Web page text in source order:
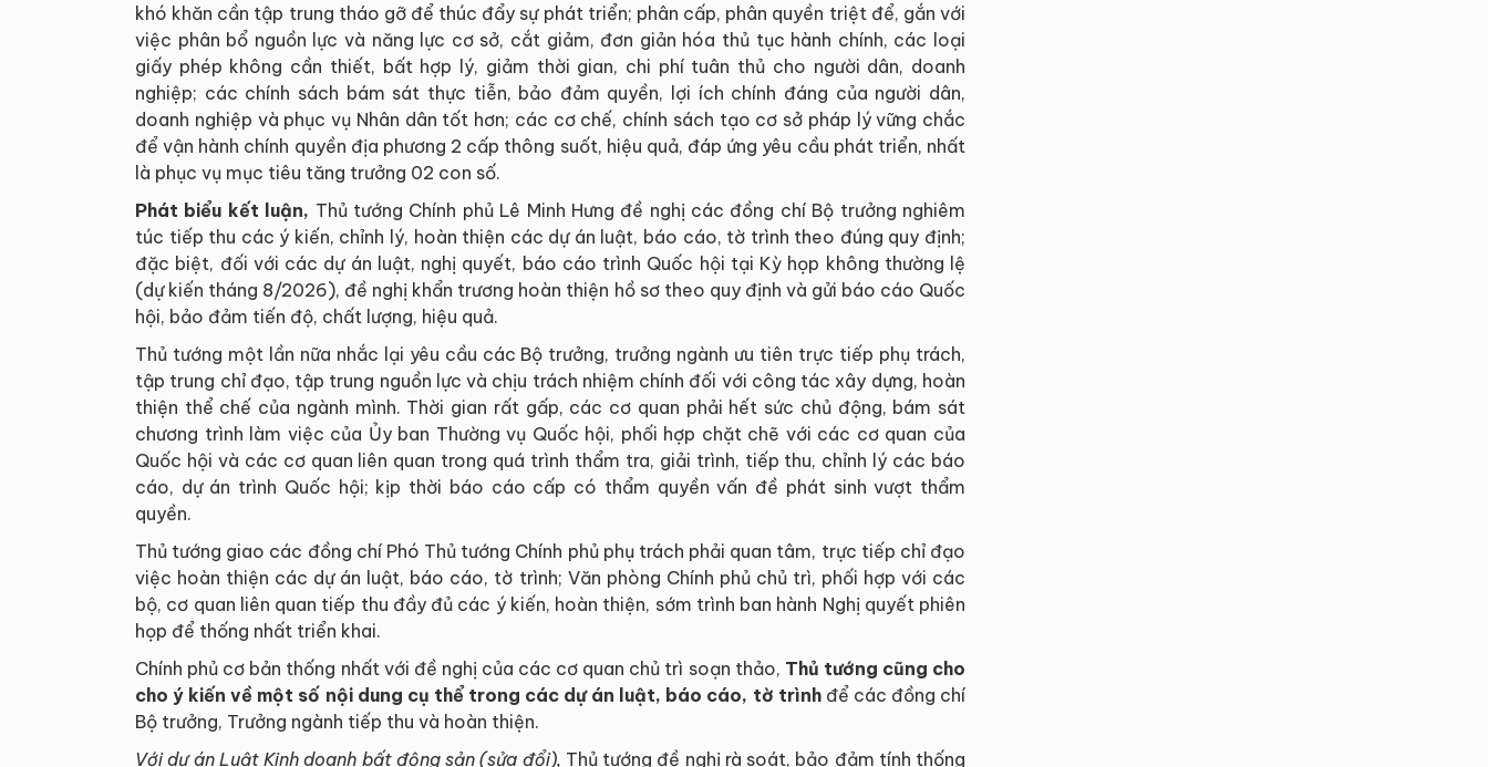
khó khăn cần tập trung tháo gỡ để thúc đẩy sự phát triển; phân cấp, phân quyền triệt để, gắn với
việc phân bổ nguồn lực và năng lực cơ sở, cắt giảm, đơn giản hóa thủ tục hành chính, các loại
giấy phép không cần thiết, bất hợp lý, giảm thời gian, chi phí tuân thủ cho người dân, doanh
nghiệp; các chính sách bám sát thực tiễn, bảo đảm quyền, lợi ích chính đáng của người dân,
doanh nghiệp và phục vụ Nhân dân tốt hơn; các cơ chế, chính sách tạo cơ sở pháp lý vững chắc
để vận hành chính quyền địa phương 2 cấp thông suốt, hiệu quả, đáp ứng yêu cầu phát triển, nhất
là phục vụ mục tiêu tăng trưởng 02 con số.
Phát biểu kết luận, Thủ tướng Chính phủ Lê Minh Hưng đề nghị các đồng chí Bộ trưởng nghiêm
túc tiếp thu các ý kiến, chỉnh lý, hoàn thiện các dự án luật, báo cáo, tờ trình theo đúng quy định;
đặc biệt, đối với các dự án luật, nghị quyết, báo cáo trình Quốc hội tại Kỳ họp không thường lệ
(dự kiến tháng 8/2026), đề nghị khẩn trương hoàn thiện hồ sơ theo quy định và gửi báo cáo Quốc
hội, bảo đảm tiến độ, chất lượng, hiệu quả.
Thủ tướng một lần nữa nhắc lại yêu cầu các Bộ trưởng, trưởng ngành ưu tiên trực tiếp phụ trách,
tập trung chỉ đạo, tập trung nguồn lực và chịu trách nhiệm chính đối với công tác xây dựng, hoàn
thiện thể chế của ngành mình. Thời gian rất gấp, các cơ quan phải hết sức chủ động, bám sát
chương trình làm việc của Ủy ban Thường vụ Quốc hội, phối hợp chặt chẽ với các cơ quan của
Quốc hội và các cơ quan liên quan trong quá trình thẩm tra, giải trình, tiếp thu, chỉnh lý các báo
cáo, dự án trình Quốc hội; kịp thời báo cáo cấp có thẩm quyền vấn đề phát sinh vượt thẩm
quyền.
Thủ tướng giao các đồng chí Phó Thủ tướng Chính phủ phụ trách phải quan tâm, trực tiếp chỉ đạo
việc hoàn thiện các dự án luật, báo cáo, tờ trình; Văn phòng Chính phủ chủ trì, phối hợp với các
bộ, cơ quan liên quan tiếp thu đầy đủ các ý kiến, hoàn thiện, sớm trình ban hành Nghị quyết phiên
họp để thống nhất triển khai.
Chính phủ cơ bản thống nhất với đề nghị của các cơ quan chủ trì soạn thảo, Thủ tướng cũng cho
cho ý kiến về một số nội dung cụ thể trong các dự án luật, báo cáo, tờ trìnhđể các đồng chí
Bộ trưởng, Trưởng ngành tiếp thu và hoàn thiện.
Với dự án Luật Kinh doanh bất động sản (sửa đổi), Thủ tướng đề nghị rà soát, bảo đảm tính thống